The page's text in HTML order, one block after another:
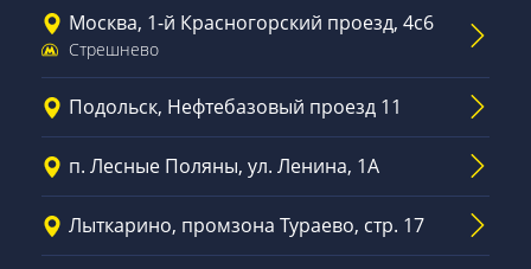
Москва, 1-й Красногорский проезд, 4с6
Стрешнево
Подольск, Нефтебазовый проезд 11
п. Лесные Поляны, ул. Ленина, 1А
Лыткарино, промзона Тураево, стр. 17